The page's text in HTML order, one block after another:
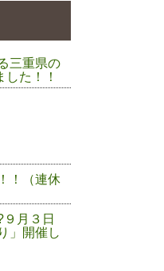
三重県の
た！！
！（連休
月３日
」開催し